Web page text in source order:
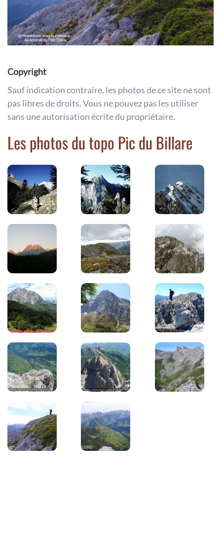
Copyright
Sauf indication contraire, les photos de ce site ne sont
pas libres de droits. Vous ne pouvez pas les utiliser
sans une autorisation écrite du propriétaire.
Les photos du topo Pic du Billare